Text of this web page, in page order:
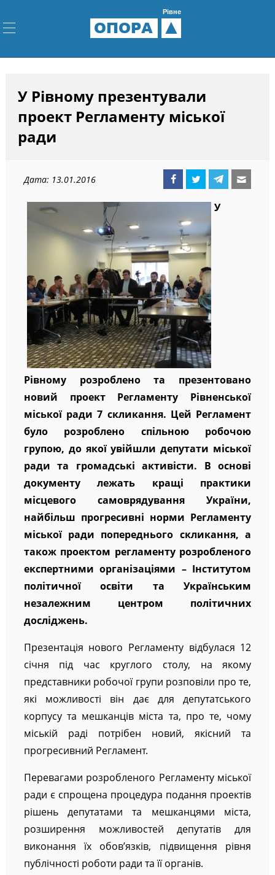
ОПОРА
Рівне
У Рівному презентували
проект Регламенту міської
ради
Дата: 13.01.2016
У
Рівному розроблено та презентовано
новий проект Регламенту Рівненської
міської ради 7 скликання. Цей Регламент
було розроблено спільною робочою
групою, до якої увійшли депутати міської
ради та громадські активісти. В основі
документу лежать кращі практики
місцевого самоврядування України,
найбільш прогресивні норми Регламенту
міської ради попереднього скликання, а
також проектом регламенту розробленого
експертними організаціями – Інститутом
політичної освіти та Українським
незалежним центром політичних
досліджень.
Презентація нового Регламенту відбулася 12
січня під час круглого столу, на якому
представники робочої групи розповіли про те,
які можливості він дає для депутатського
корпусу та мешканців міста та, про те, чому
міській раді потрібен новий, якісний та
прогресивний Регламент.
Перевагами розробленого Регламенту міської
ради є спрощена процедура подання проектів
рішень депутатами та мешканцями міста,
розширення можливостей депутатів для
виконання їх обов’язків, підвищення рівня
публічності роботи ради та її органів.